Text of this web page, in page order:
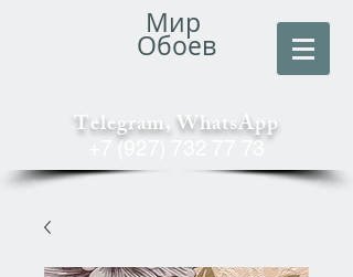
Мир
Обоев
Telegram, WhatsApp
+7 (927) 732 77 73